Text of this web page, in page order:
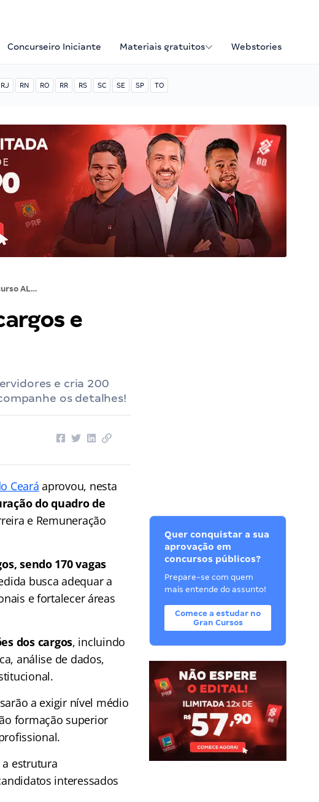
Concurseiro Iniciante Materiais gratuitos Webstories
RJ RN RO RR RS SC SE SP TO
Concurso ALECE: projeto cria cargos e reestrutura carreira
e
e cria 200
os detalhes!
Ceará aprovou, nesta
do quadro de
e Remuneração
sendo 170 vagas
busca adequar a
e fortalecer áreas
dos cargos, incluindo
análise de dados,
a exigir nível médio
formação superior
estrutura
interessados
Quer conquistar a sua
aprovação em
concursos públicos?
Prepare-se com quem
mais entende do assunto!
Comece a estudar no
Gran Cursos